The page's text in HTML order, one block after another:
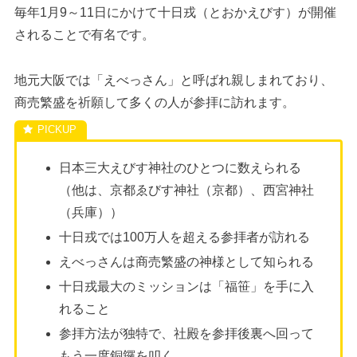
毎年1月9～11日にかけて十日戎（とおかえびす）が開催
されることで有名です。
地元大阪では「えべっさん」と呼ばれ親しまれており、
商売繁盛を祈願して多くの人が参拝に訪れます。
日本三大えびす神社のひとつに数えられる
（他は、京都ゑびす神社（京都）、西宮神社
（兵庫））
十日戎では100万人を超える参拝者が訪れる
えべっさんは商売繁盛の神様として知られる
十日戎最大のミッションは「福笹」を手に入
れること
参拝方法が独特で、社殿を参拝後裏へ回って